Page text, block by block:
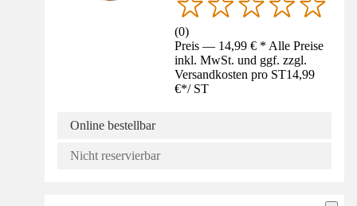
(0)
Preis — 14,99 € * Alle Preise
inkl. MwSt. und ggf. zzgl.
Versandkosten pro ST14,99
€*/ ST
Online bestellbar
Nicht reservierbar